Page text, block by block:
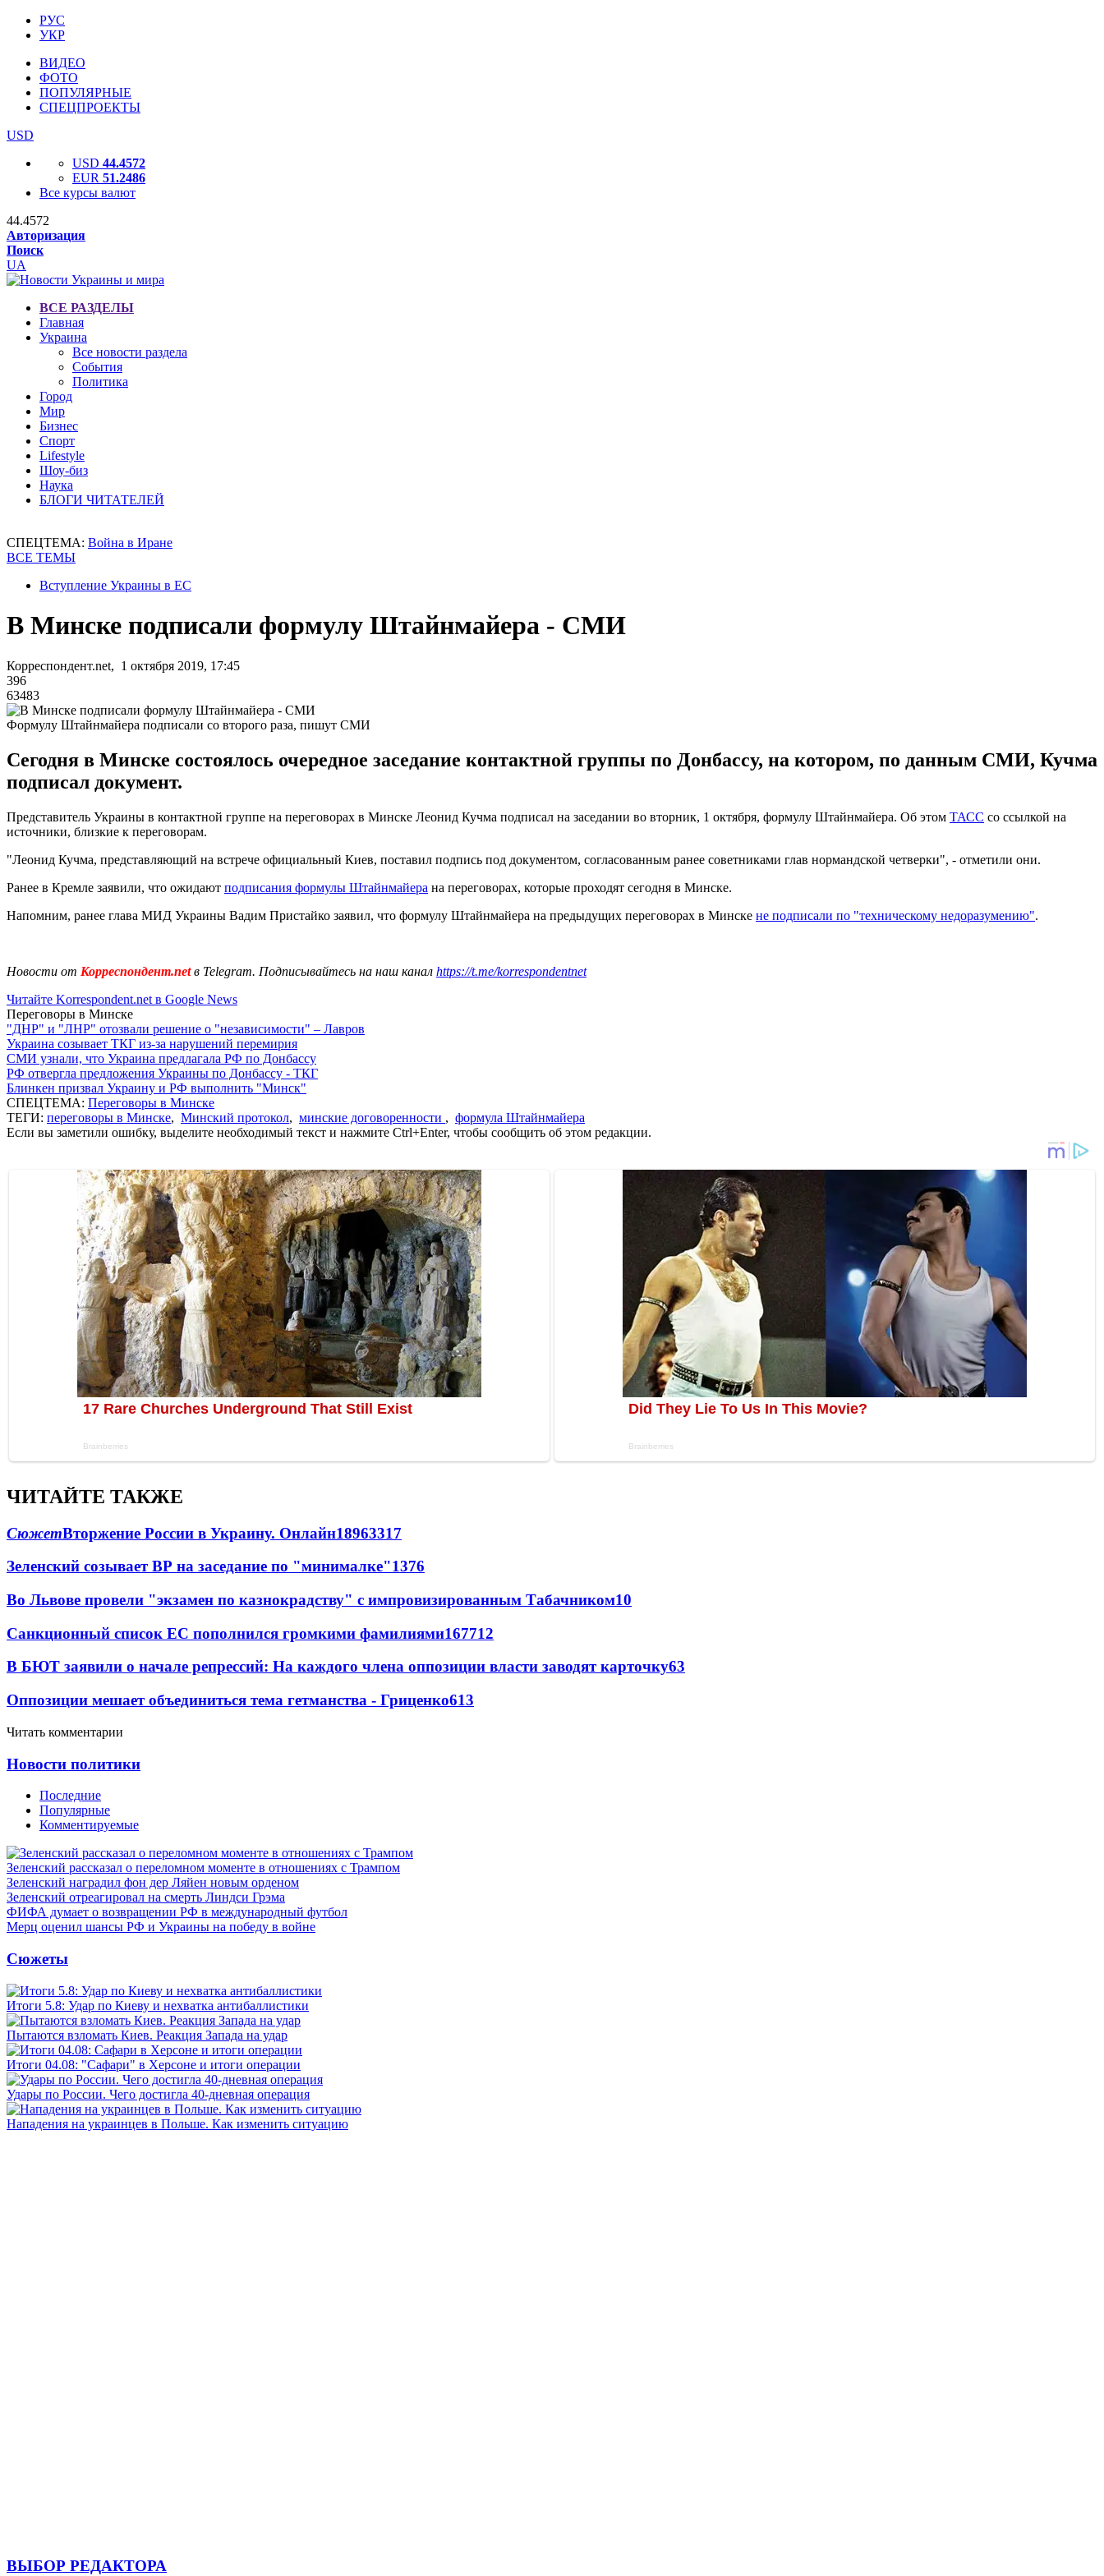
РУС
УКР
ВИДЕО
ФОТО
ПОПУЛЯРНЫЕ
СПЕЦПРОЕКТЫ
USD
USD 44.4572
EUR 51.2486
Все курсы валют
44.4572
Авторизация
Поиск
UA
ВСЕ РАЗДЕЛЫ
Главная
Украина
Все новости раздела
События
Политика
Город
Мир
Бизнес
Спорт
Lifestyle
Шоу-биз
Наука
БЛОГИ ЧИТАТЕЛЕЙ
СПЕЦТЕМА: Война в Иране
ВСЕ ТЕМЫ
Вступление Украины в ЕС
В Минске подписали формулу Штайнмайера - СМИ
Корреспондент.net, 1 октября 2019, 17:45
396
63483
Формулу Штайнмайера подписали со второго раза, пишут СМИ
Сегодня в Минске состоялось очередное заседание контактной группы по Донбассу, на котором, по данным СМИ, Кучма
подписал документ.
Представитель Украины в контактной группе на переговорах в Минске Леонид Кучма подписал на заседании во вторник, 1 октября, формулу Штайнмайера. Об этом ТАСС со ссылкой на
источники, близкие к переговорам.
"Леонид Кучма, представляющий на встрече официальный Киев, поставил подпись под документом, согласованным ранее советниками глав нормандской четверки", - отметили они.
Ранее в Кремле заявили, что ожидают подписания формулы Штайнмайера на переговорах, которые проходят сегодня в Минске.
Напомним, ранее глава МИД Украины Вадим Пристайко заявил, что формулу Штайнмайера на предыдущих переговорах в Минске не подписали по "техническому недоразумению".
Новости от Корреспондент.netв Telegram. Подписывайтесь на наш канал https://t.me/korrespondentnet
Читайте Korrespondent.net в Google News
Переговоры в Минске
"ДНР" и "ЛНР" отозвали решение о "независимости" – Лавров
Украина созывает ТКГ из-за нарушений перемирия
СМИ узнали, что Украина предлагала РФ по Донбассу
РФ отвергла предложения Украины по Донбассу - ТКГ
Блинкен призвал Украину и РФ выполнить "Минск"
СПЕЦТЕМА: Переговоры в Минске
ТЕГИ: переговоры в Минске, Минский протокол, минские договоренности , формула Штайнмайера
Если вы заметили ошибку, выделите необходимый текст и нажмите Ctrl+Enter, чтобы сообщить об этом редакции.
ЧИТАЙТЕ ТАКЖЕ
СюжетВторжение России в Украину. Онлайн18963317
Зеленский созывает ВР на заседание по "минималке"1376
Во Львове провели "экзамен по казнокрадству" с импровизированным Табачником10
Санкционный список ЕС пополнился громкими фамилиями167712
В БЮТ заявили о начале репрессий: На каждого члена оппозиции власти заводят карточку63
Оппозиции мешает объединиться тема гетманства - Гриценко613
Читать комментарии
Новости политики
Последние
Популярные
Комментируемые
Зеленский рассказал о переломном моменте в отношениях с Трампом
Зеленский наградил фон дер Ляйен новым орденом
Зеленский отреагировал на смерть Линдси Грэма
ФИФА думает о возвращении РФ в международный футбол
Мерц оценил шансы РФ и Украины на победу в войне
Сюжеты
Итоги 5.8: Удар по Киеву и нехватка антибаллистики
Пытаются взломать Киев. Реакция Запада на удар
Итоги 04.08: "Сафари" в Херсоне и итоги операции
Удары по России. Чего достигла 40-дневная операция
Нападения на украинцев в Польше. Как изменить ситуацию
ВЫБОР РЕДАКТОРА